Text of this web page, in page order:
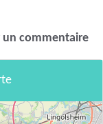
commentaire